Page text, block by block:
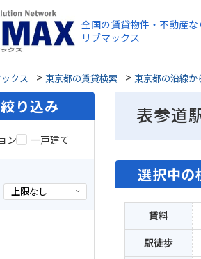
全国の賃貸物件・不動産な
リブマックス
クス > 東京都の賃貸検索 > 東京都の沿線か
表参道
選択中の
賃料
駅徒歩
り込み
ン 一戸建て